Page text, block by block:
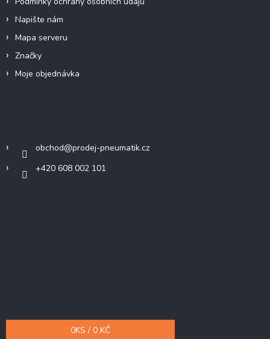
s
Napište nám
Mapa serveru
Značky
Moje objednávka
obchod@prodej-pneumatik.cz
+420 608 002 101
0KS / 0 KČ